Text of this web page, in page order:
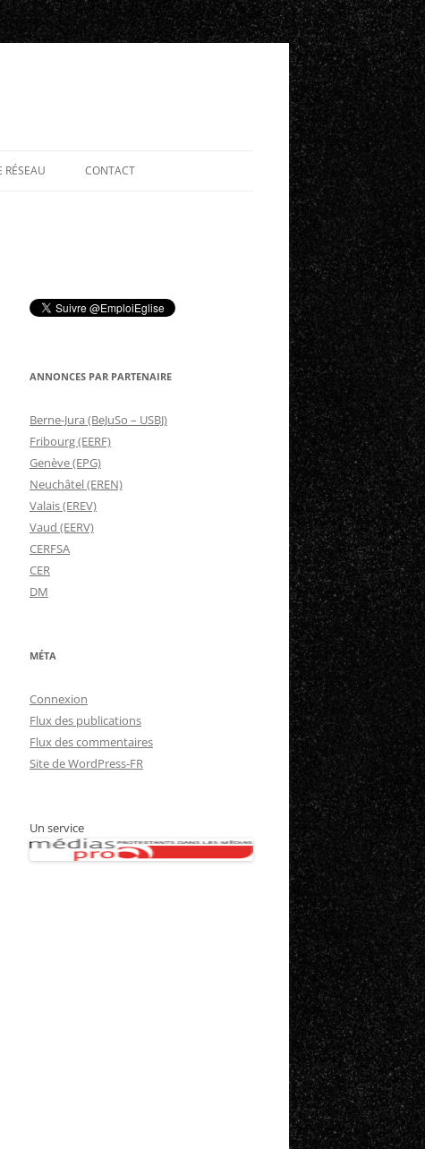
RÉSEAU CONTACT
ANNONCES PAR PARTENAIRE
Berne-Jura (BeJuSo – USBJ)
Fribourg (EERF)
Genève (EPG)
Neuchâtel (EREN)
Valais (EREV)
Vaud (EERV)
CERFSA
CER
DM
MÉTA
Connexion
Flux des publications
Flux des commentaires
Site de WordPress-FR
Un service